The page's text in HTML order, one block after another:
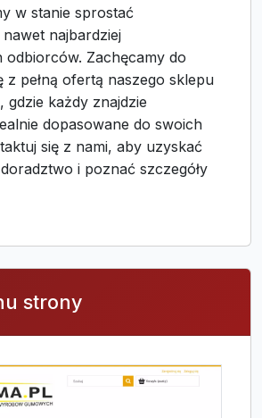
w stanie sprostać
najbardziej
odbiorców. Zachęcamy do
z pełną ofertą naszego sklepu
gdzie każdy znajdzie
dopasowane do swoich
się z nami, aby uzyskać
i poznać szczegóły
strony